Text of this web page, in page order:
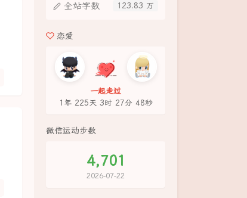
123.83 万
全站字数
恋爱
一起走过
1年 225天 3时 27分 48秒
微信运动步数
4,701
2026-07-22